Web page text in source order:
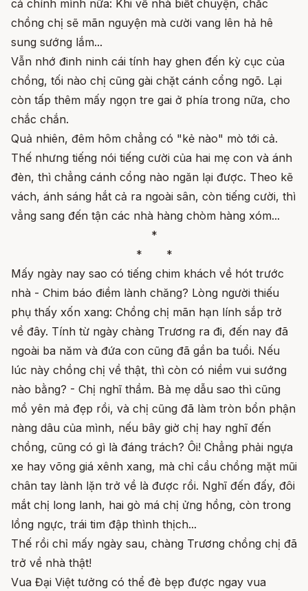
cả chính mình nữa: Khi về nhà biết chuyện, chắc
chồng chị sẽ mãn nguyện mà cười vang lên hả hê
sung sướng lắm...
Vẫn nhớ đinh ninh cái tính hay ghen đến kỳ cục của
chồng, tối nào chị cũng gài chặt cánh cổng ngõ. Lại
còn tấp thêm mấy ngọn tre gai ở phía trong nữa, cho
chắc chắn.
Quả nhiên, đêm hôm chẳng có "kẻ nào" mò tới cả.
Thế nhưng tiếng nói tiếng cười của hai mẹ con và ánh
đèn, thì chẳng cánh cổng nào ngăn lại được. Theo kẽ
vách, ánh sáng hắt cả ra ngoài sân, còn tiếng cười, thì
vẳng sang đến tận các nhà hàng chòm hàng xóm...
*
* *
Mấy ngày nay sao có tiếng chim khách về hót trước
nhà - Chim báo điềm lành chăng? Lòng người thiếu
phụ thấy xốn xang: Chồng chị mãn hạn lính sắp trở
về đây. Tính từ ngày chàng Trương ra đi, đến nay đã
ngoài ba năm và đứa con cũng đã gần ba tuổi. Nếu
lúc này chồng chị về thật, thì còn có niềm vui sướng
nào bằng? - Chị nghĩ thầm. Bà mẹ dẫu sao thì cũng
mồ yên mả đẹp rồi, và chị cũng đã làm tròn bổn phận
nàng dâu của mình, nếu bây giờ chị hay nghĩ đến
chồng, cũng có gì là đáng trách? Ôi! Chẳng phải ngựa
xe hay võng giá xênh xang, mà chỉ cầu chồng mặt mũi
chân tay lành lặn trở về là được rồi. Nghĩ đến đấy, đôi
mắt chị long lanh, hai gò má chị ửng hồng, còn trong
lồng ngực, trái tim đập thình thịch...
Thế rồi chỉ mấy ngày sau, chàng Trương chồng chị đã
trở về nhà thật!
Vua Đại Việt tưởng có thể đè bẹp được ngay vua